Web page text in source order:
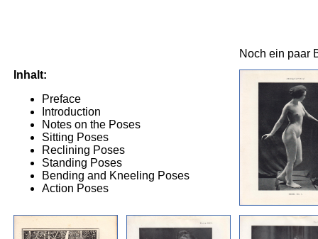
Noch ein paar
Inhalt:
Preface
Introduction
Notes on the Poses
Sitting Poses
Reclining Poses
Standing Poses
Bending and Kneeling Poses
Action Poses